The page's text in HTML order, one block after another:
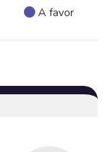
A favor